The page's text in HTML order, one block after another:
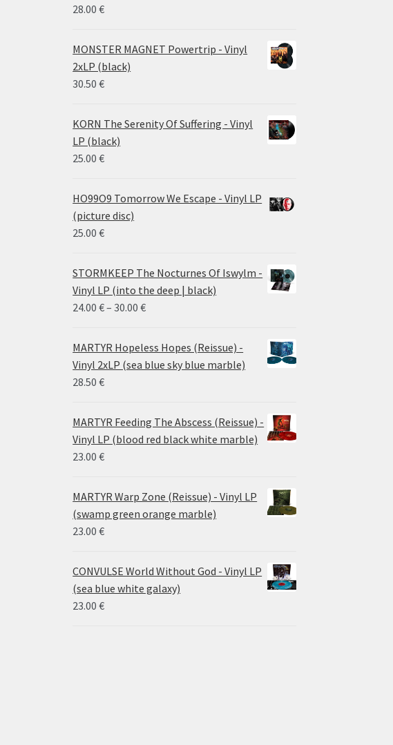
28.00€
MONSTER MAGNET Powertrip - Vinyl
2xLP (black)
30.50€
KORN The Serenity Of Suffering - Vinyl
LP (black)
25.00€
HO99O9 Tomorrow We Escape - Vinyl LP
(picture disc)
25.00€
STORMKEEP The Nocturnes Of Iswylm -
Vinyl LP (into the deep | black)
24.00€– 30.00€Price
24.00 €
through
MARTYR Hopeless Hopes (Reissue) -
Vinyl 2xLP (sea blue sky blue marble)
28.50€
MARTYR Feeding The Abscess (Reissue) -
Vinyl LP (blood red black white marble)
23.00€
MARTYR Warp Zone (Reissue) - Vinyl LP
(swamp green orange marble)
23.00€
CONVULSE World Without God - Vinyl LP
(sea blue white galaxy)
23.00€